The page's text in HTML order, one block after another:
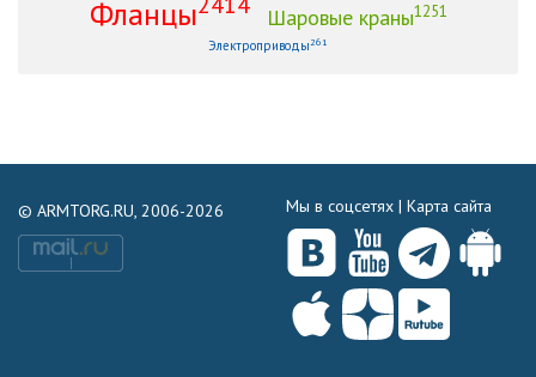
Фланцы Шаровые краны1251
Электроприводы 261
© ARMTORG.RU, 2006-2026 Мы в соцсетях | Карта сайта